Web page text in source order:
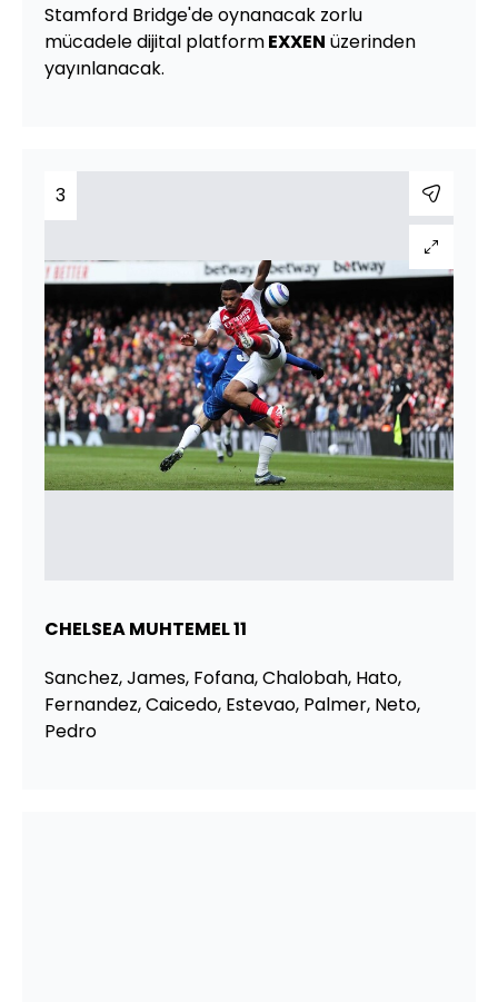
Stamford Bridge'de oynanacak zorlu
mücadele dijital platformEXXEN üzerinden
yayınlanacak.
3
CHELSEA MUHTEMEL 11
Sanchez, James, Fofana, Chalobah, Hato,
Fernandez, Caicedo, Estevao, Palmer, Neto,
Pedro